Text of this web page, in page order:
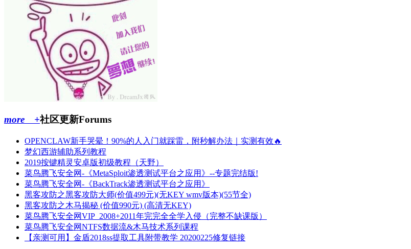
more +社区更新Forums
OPENCLAW新手哭晕！90%的人入门就踩雷，附秒解办法｜实测有效🔥
梦幻西游辅助系列教程
2019按键精灵安卓版初级教程（天野）
菜鸟腾飞安全网-《MetaSploit渗透测试平台之应用》--专题完结版!
菜鸟腾飞安全网-《BackTrack渗透测试平台之应用》
黑客攻防之黑客攻防大师(价值499元)(无KEY wmv版本)(55节全)
黑客攻防之木马揭秘 (价值990元) (高清无KEY)
菜鸟腾飞安全网VIP_2008+2011年完完全全学入侵（完整不缺课版）
菜鸟腾飞安全网NTFS数据流&木马技术系列课程
【亲测可用】金盾2018ss提取工具附带教学 20200225修复链接